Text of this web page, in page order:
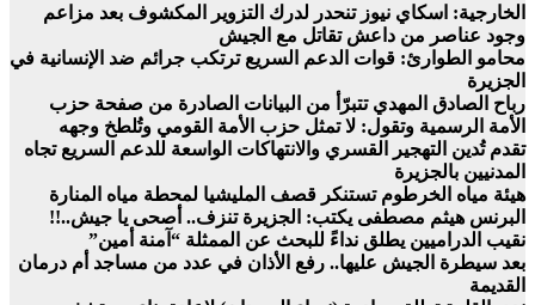
الخارجية: اسكاي نيوز تنحدر لدرك التزوير المكشوف بعد مزاعم
وجود عناصر من داعش تقاتل مع الجيش
محامو الطوارئ: قوات الدعم السريع ترتكب جرائم ضد الإنسانية في
الجزيرة
رباح الصادق المهدي تتبرّأ من البيانات الصادرة من صفحة حزب
الأمة الرسمية وتقول: لا تمثل حزب الأمة القومي وتُلطخ وجهه
تقدم تُدين التهجير القسري والانتهاكات الواسعة للدعم السريع تجاه
المدنيين بالجزيرة
هيئة مياه الخرطوم تستنكر قصف المليشيا لمحطة مياه المنارة
البرنس هيثم مصطفى يكتب: الجزيرة تنزف.. أصحى يا جيش..!!
نقيب الدراميين يطلق نداءً للبحث عن الممثلة “آمنة أمين”
بعد سيطرة الجيش عليها.. رفع الأذان في عدد من مساجد أم درمان
القديمة